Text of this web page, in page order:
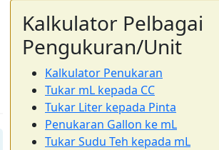
Kalkulator Pelbagai
Pengukuran/Unit
Kalkulator Penukaran
Tukar mL kepada CC
Tukar Liter kepada Pinta
Penukaran Gallon ke mL
Tukar Sudu Teh kepada mL